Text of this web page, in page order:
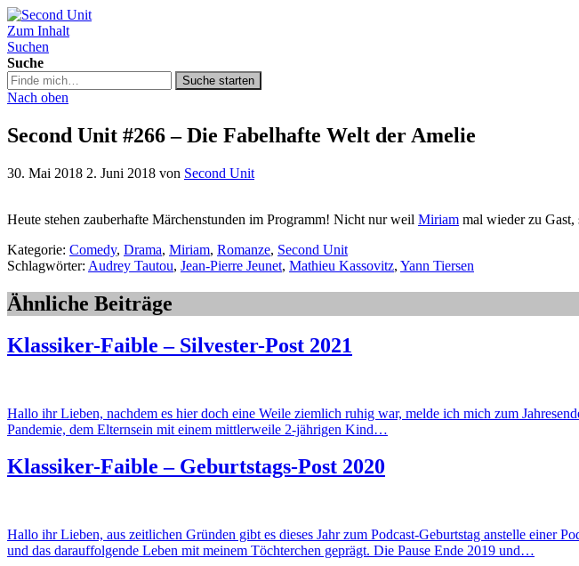
Second Unit
Zum Inhalt
Suchen
Suche
Suche
in
podcast.de/
Suche starten
Nach oben
Second Unit #266 – Die Fabelhafte Welt der Amelie
30. Mai 2018 2. Juni 2018 von Second Unit
Heute stehen zauberhafte Märchenstunden im Programm! Nicht nur weil Miriam mal wieder zu Gast,
Kategorie: Comedy, Drama, Miriam, Romanze, Second Unit
Schlagwörter: Audrey Tautou, Jean-Pierre Jeunet, Mathieu Kassovitz, Yann Tiersen
Ähnliche Beiträge
Klassiker-Faible – Silvester-Post 2021
Hallo ihr Lieben, nachdem es hier doch eine Weile ziemlich ruhig war, melde ich mich zum
Pandemie, dem Elternsein mit einem mittlerweile 2-jährigen Kind…
Klassiker-Faible – Geburtstags-Post 2020
Hallo ihr Lieben, aus zeitlichen Gründen gibt es dieses Jahr zum Podcast-Geburtstag anstelle einer
und das darauffolgende Leben mit meinem Töchterchen geprägt. Die Pause Ende 2019 und…